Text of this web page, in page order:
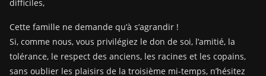
difficiles,
Cette famille ne demande qu’à s’agrandir !
Si, comme nous, vous privilégiez le don de soi, l’amitié, la
tolérance, le respect des anciens, les racines et les copains,
sans oublier les plaisirs de la troisième mi-temps, n’hésitez